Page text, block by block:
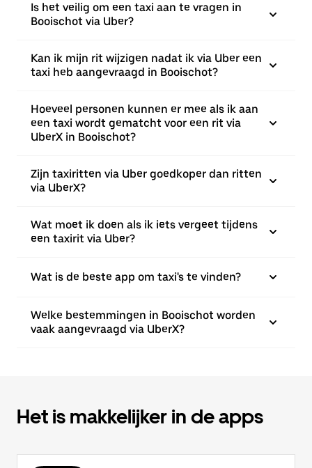
Is het veilig om een taxi aan te vragen in
Booischot via Uber?
Kan ik mijn rit wijzigen nadat ik via Uber een
taxi heb aangevraagd in Booischot?
Hoeveel personen kunnen er mee als ik aan
een taxi wordt gematcht voor een rit via
UberX in Booischot?
Zijn taxiritten via Uber goedkoper dan ritten
via UberX?
Wat moet ik doen als ik iets vergeet tijdens
een taxirit via Uber?
Wat is de beste app om taxi's te vinden?
Welke bestemmingen in Booischot worden
vaak aangevraagd via UberX?
Het is makkelijker in de apps